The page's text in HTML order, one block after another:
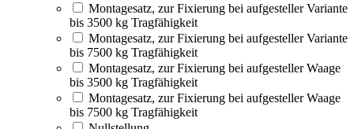
Montagesatz, zur Fixierung bei aufgesteller Variante
bis 3500 kg Tragfähigkeit
Montagesatz, zur Fixierung bei aufgesteller Variante
bis 7500 kg Tragfähigkeit
Montagesatz, zur Fixierung bei aufgesteller Waage
bis 3500 kg Tragfähigkeit
Montagesatz, zur Fixierung bei aufgesteller Waage
bis 7500 kg Tragfähigkeit